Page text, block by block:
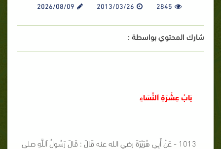
2845
2013/03/26
2026/08/09
شارك المحتوي بواسطة :
بَابُ عِشْرَةِ اَلنِّسَاءِ
1013 - عَنْ أَبِي هُرَيْرَةَ رضي الله عنه قَالَ : قَالَ رَسُولُ اَللَّهِ صلى